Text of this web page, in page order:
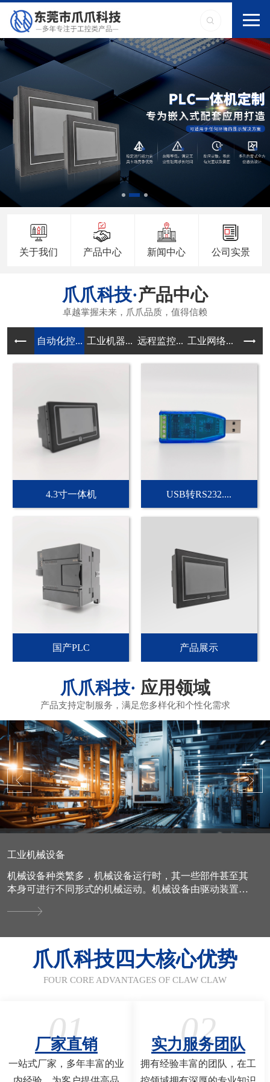
关于我们 产品中心 新闻中心 公司实景
产品中心
自动化控... 工业机器... 远程监控... 工业网络... 传感
4.3寸一体机 USB转RS232....
国产PLC 产品展示
应用领域
工业机械设备
机械设备种类繁多，机械设备运行时，其一些部件甚至其
本身可进行不同形式的机械运动。机械设备由驱动装置、
润滑系统、...
爪爪科技四大核心优势
FOUR CORE ADVANTAGES OF CLAW CLAW
01
厂家直销
一站式厂家，多年丰富的业
02
实力服务团队
拥有经验丰富的团队，在工